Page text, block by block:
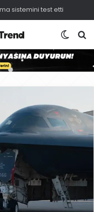
sistemini test etti
Dış